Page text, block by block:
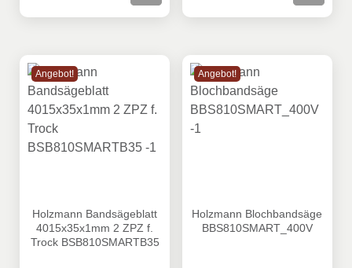
Angebot!
Holzmann Bandsägeblatt
4015x35x1mm 2 ZPZ f.
Trock BSB810SMARTB35
Angebot!
Holzmann Blochbandsäge
BBS810SMART_400V